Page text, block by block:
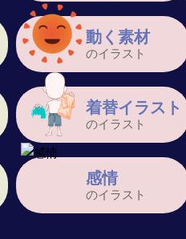
動く素材
のイラスト
着替イラスト
のイラスト
感情
のイラスト